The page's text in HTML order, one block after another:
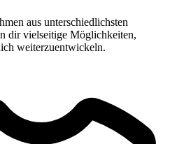
aus unterschiedlichsten
dir vielseitige Möglichkeiten,
weiterzuentwickeln.